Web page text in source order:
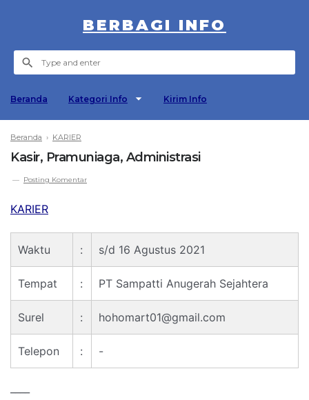
BERBAGI INFO
Beranda Kategori Info Kirim Info
Beranda › KARIER
Kasir, Pramuniaga, Administrasi
Posting Komentar
KARIER
Waktu : s/d 16 Agustus 2021
Tempat : PT Sampatti Anugerah Sejahtera
Surel : hohomart01@gmail.com
Telepon : -